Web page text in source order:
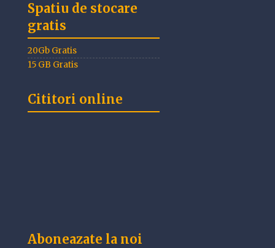
Spatiu de stocare
gratis
20Gb Gratis
15 GB Gratis
Cititori online
Aboneazate la noi